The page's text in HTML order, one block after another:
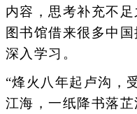
内容，思考补充不
图书馆借来很多中
深入学习。
“烽火八年起卢沟，
江海，一纸降书落